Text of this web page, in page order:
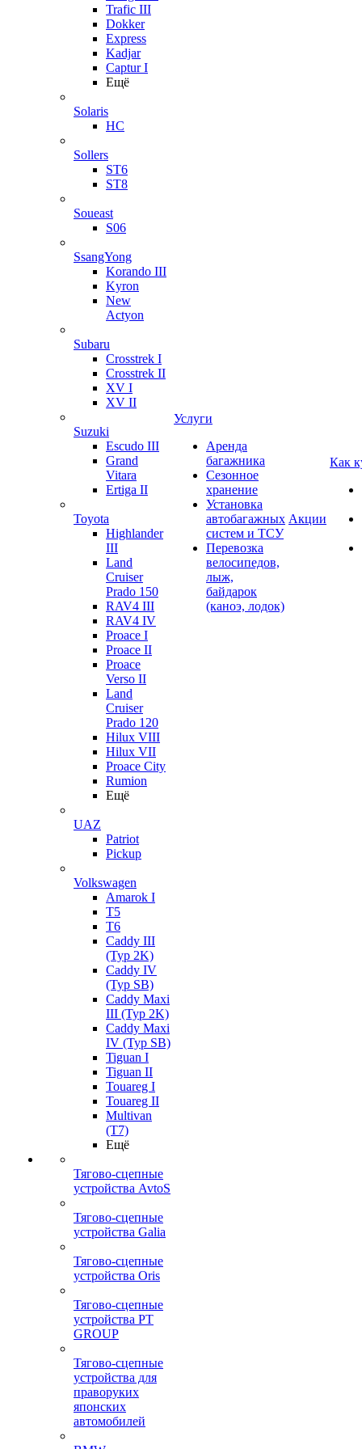
Trafic III
Dokker
Express
Kadjar
Captur I
Ещё
Solaris
HC
Sollers
ST6
ST8
Soueast
S06
SsangYong
Korando III
Kyron
New
Actyon
Subaru
Crosstrek I
Crosstrek II
XV I
XV II
Suzuki
Escudo III
Grand
Vitara
Ertiga II
Toyota
Highlander
III
Land
Cruiser
Prado 150
RAV4 III
RAV4 IV
Proace I
Proace II
Proace
Verso II
Land
Cruiser
Prado 120
Hilux VIII
Hilux VII
Proace City
Rumion
Ещё
UAZ
Patriot
Pickup
Volkswagen
Amarok I
T5
T6
Caddy III
(Typ 2K)
Caddy IV
(Typ SB)
Caddy Maxi
III (Typ 2K)
Caddy Maxi
IV (Typ SB)
Tiguan I
Tiguan II
Touareg I
Touareg II
Multivan
(T7)
Ещё
Тягово-сцепные
устройства AvtoS
Тягово-сцепные
устройства Galia
Тягово-сцепные
устройства Oris
Тягово-сцепные
устройства PT
GROUP
Тягово-сцепные
устройства для
праворуких
японских
автомобилей
Услуги
Аренда
багажника
Сезонное
хранение
Установка
автобагажных
систем и ТСУ
Перевозка
велосипедов,
лыж,
байдарок
(каноэ, лодок)
Акции
Как